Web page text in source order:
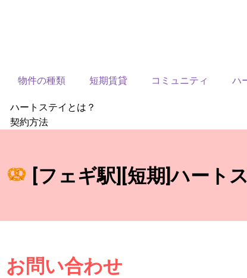
物件の種類 短期賃貸 コミュニティ ハ
ハートステイとは？
契約方法
よくある質問
Heartee[フェギ駅][短期]ハート
お問い合わせ